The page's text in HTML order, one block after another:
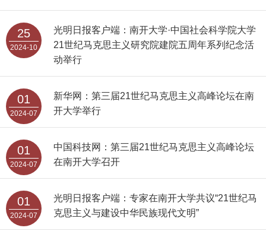
25
2024-10
光明日报客户端：南开大学·中国社会科学院大学
21世纪马克思主义研究院建院五周年系列纪念活
动举行
01
2024-07
新华网：第三届21世纪马克思主义高峰论坛在南
开大学举行
01
2024-07
中国科技网：第三届21世纪马克思主义高峰论坛
在南开大学召开
01
2024-07
光明日报客户端：专家在南开大学共议“21世纪马
克思主义与建设中华民族现代文明”